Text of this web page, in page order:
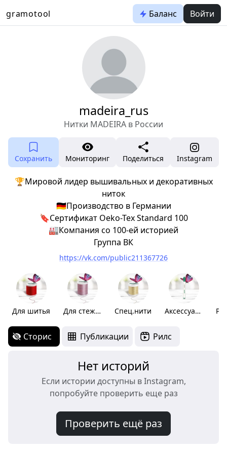
gramotool Баланс Войти
madeira_rus
Нитки MADEIRA в России
Сохранить Мониторинг Поделиться Instagram
🏆Мировой лидер вышивальных и декоративных
ниток
🇩🇪Производство в Германии
🔖Сертификат Oeko-Tex Standard 100
🏭Компания со 100-ей историей
Группа ВК
https://vk.com/public211367726
Для шитья Для стежки Спец.нити Аксессуары
Сторис Публикации Рилс
Нет историй
Если истории доступны в Instagram,
попробуйте проверить еще раз
Проверить ещё раз